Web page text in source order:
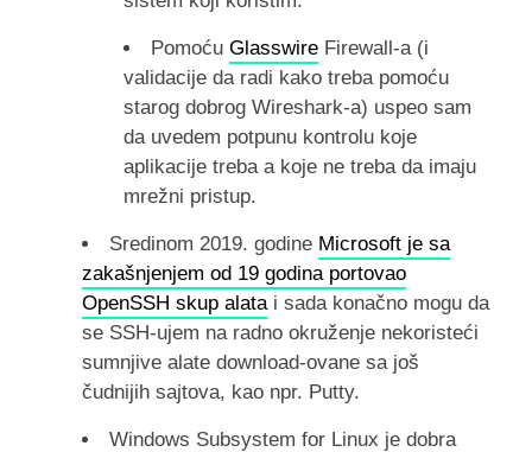
Pomoću GlasswireFirewall-a (i
validacije da radi kako treba pomoću
starog dobrog Wireshark-a) uspeo sam
da uvedem potpunu kontrolu koje
aplikacije treba a koje ne treba da imaju
mrežni pristup.
Sredinom 2019. godine Microsoft je sa
zakašnjenjem od 19 godina portovao
OpenSSH skup alatai sada konačno mogu da
se SSH-ujem na radno okruženje nekoristeći
sumnjive alate download-ovane sa još
čudnijih sajtova, kao npr. Putty.
Windows Subsystem for Linux je dobra